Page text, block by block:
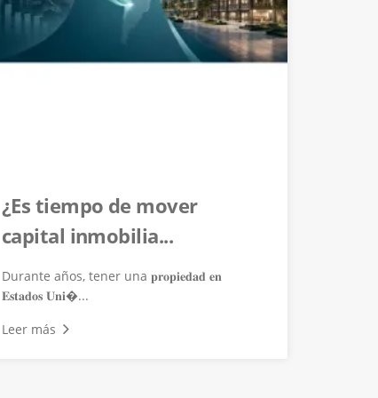
¿Es tiempo de mover
capital inmobilia...
Durante años, tener una 𝐩𝐫𝐨𝐩𝐢𝐞𝐝𝐚𝐝 𝐞𝐧
𝐄𝐬𝐭𝐚𝐝𝐨𝐬 𝐔𝐧𝐢�...
Leer más